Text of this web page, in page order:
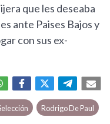
que les deseaba
ante Paises Bajos y
con sus ex-
Rodrigo De Paul